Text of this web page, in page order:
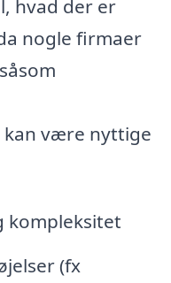
hvad der er
nogle firmaer
kan være nyttige
kompleksitet
(fx